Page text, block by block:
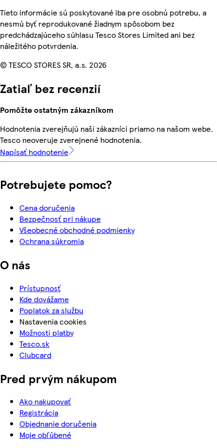
Tieto informácie sú poskytované iba pre osobnú potrebu, a
nesmú byť reprodukované žiadnym spôsobom bez
predchádzajúceho súhlasu Tesco Stores Limited ani bez
náležitého potvrdenia.
© TESCO STORES SR, a.s. 2026
Zatiaľ bez recenzií
Pomôžte ostatným zákazníkom
Hodnotenia zverejňujú naši zákazníci priamo na našom webe.
Tesco neoveruje zverejnené hodnotenia.
Napísať hodnotenie
Potrebujete pomoc?
Cena doručenia
Bezpečnosť pri nákupe
Všeobecné obchodné podmienky
Ochrana súkromia
O nás
Prístupnosť
Kde dovážame
Poplatok za službu
Nastavenia cookies
Možnosti platby
Tesco.sk
Clubcard
Pred prvým nákupom
Ako nakupovať
Registrácia
Objednanie doručenia
Moje obľúbené